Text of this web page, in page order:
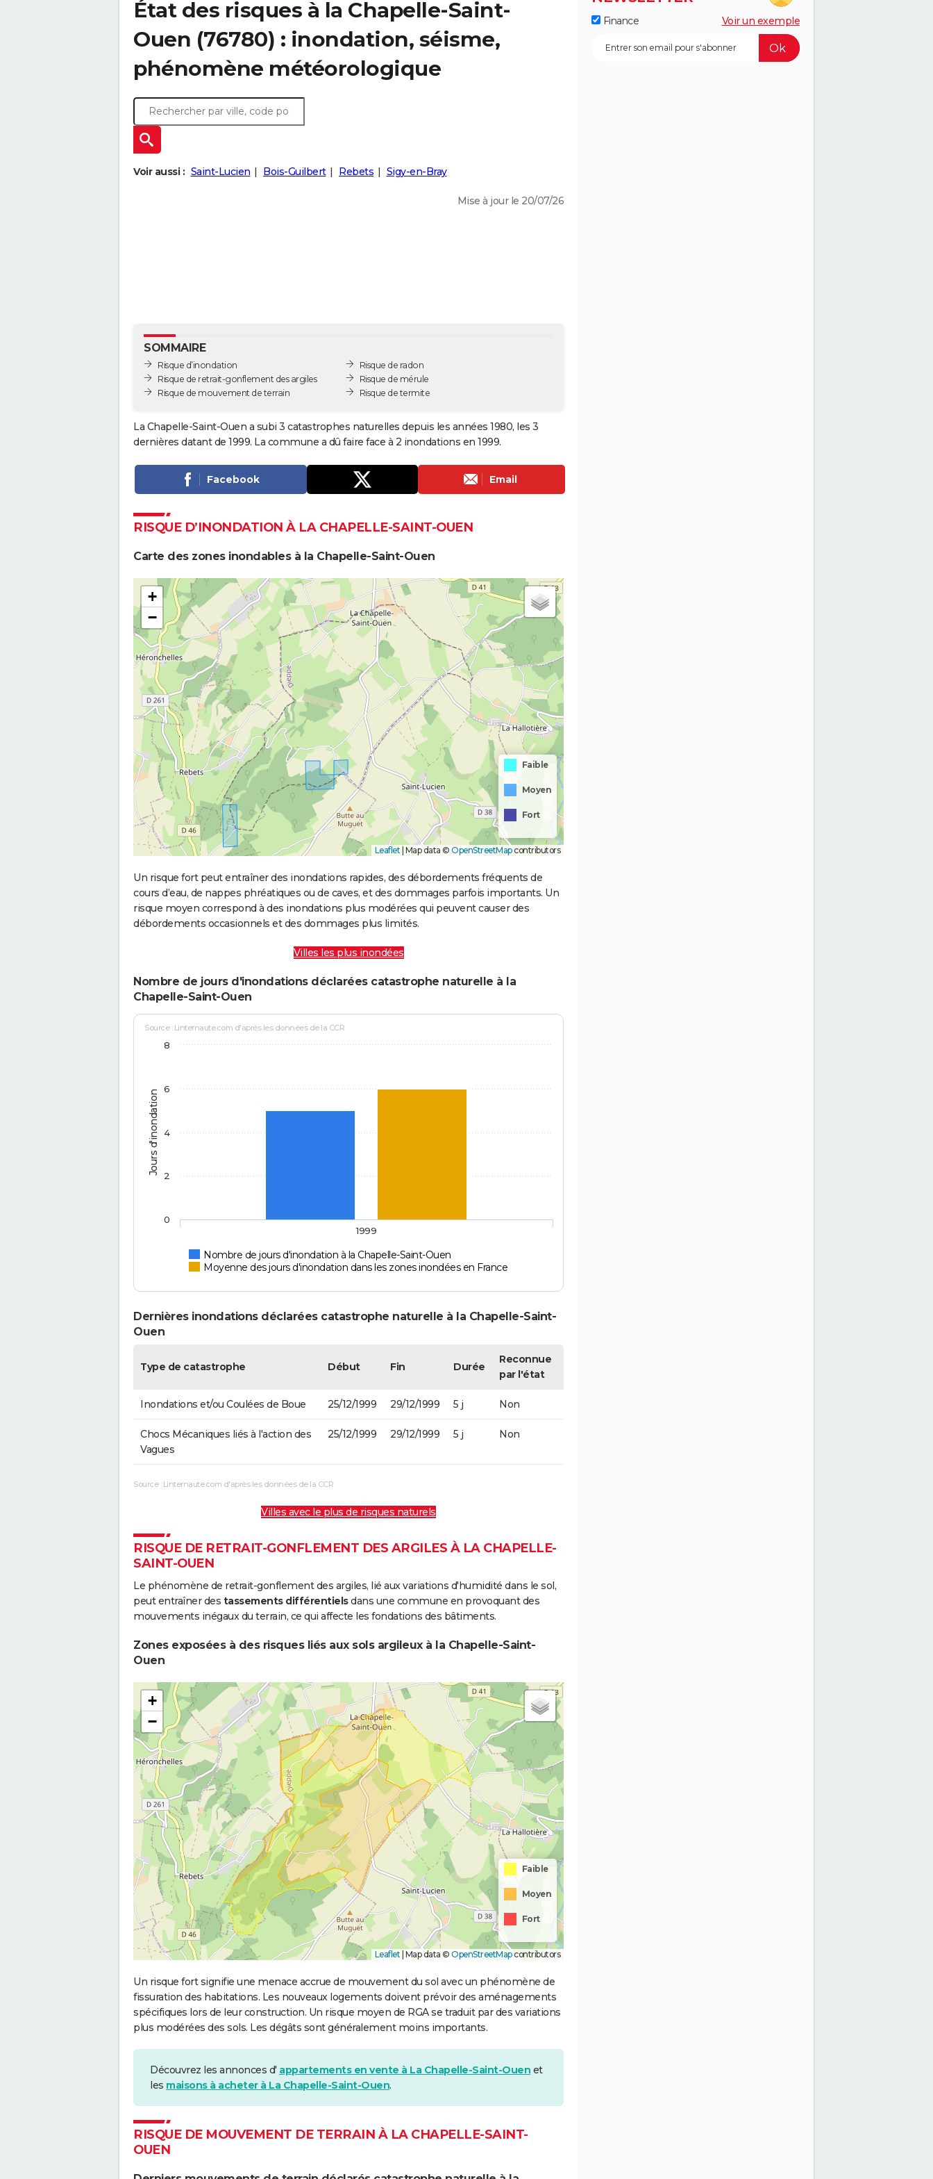
État des risques à la Chapelle-Saint-
Ouen (76780) : inondation, séisme,
phénomène météorologique
Voir aussi : Saint-Lucien Bois-Guilbert Rebets Sigy-en-Bray
Mise à jour le 20/07/26
SOMMAIRE
Risque d’inondation
Risque de retrait-gonflement des argiles
Risque de mouvement de terrain
Risque de radon
Risque de mérule
Risque de termite
La Chapelle-Saint-Ouen a subi 3 catastrophes naturelles depuis les années 1980, les 3
dernières datant de 1999. La commune a dû faire face à 2 inondations en 1999.
Facebook Email
RISQUE D’INONDATION À LA CHAPELLE-SAINT-OUEN
Carte des zones inondables à la Chapelle-Saint-Ouen
+
−
Faible
Moyen
Fort
Leaflet Map data © OpenStreetMapcontributors
Un risque fort peut entraîner des inondations rapides, des débordements fréquents de
cours d’eau, de nappes phréatiques ou de caves, et des dommages parfois importants. Un
risque moyen correspond à des inondations plus modérées qui peuvent causer des
débordements occasionnels et des dommages plus limités.
Villes les plus inondées
Nombre de jours d'inondations déclarées catastrophe naturelle à la
Chapelle-Saint-Ouen
Jours d'inondation
Source : Linternaute.com d'après les données de la CCR
Nombre de jours d'inondation à la Chapelle-Saint-Ouen
Moyenne des jours d'inondation dans les zones inondées en France
1999
0
2
4
6
8
Dernières inondations déclarées catastrophe naturelle à la Chapelle-Saint-
Ouen
Type de catastrophe Début Fin Durée
Reconnue
par l'état
Inondations et/ou Coulées de Boue 25/12/1999 29/12/1999 5 j Non
Chocs Mécaniques liés à l'action des
Vagues
25/12/1999 29/12/1999 5 j Non
Source : Linternaute.com d'après les données de la CCR
Villes avec le plus de risques naturels
RISQUE DE RETRAIT-GONFLEMENT DES ARGILES À LA CHAPELLE-
SAINT-OUEN
Le phénomène de retrait-gonflement des argiles, lié aux variations d'humidité dans le sol,
peut entraîner des tassements différentielsdans une commune en provoquant des
mouvements inégaux du terrain, ce qui affecte les fondations des bâtiments.
Zones exposées à des risques liés aux sols argileux à la Chapelle-Saint-
Ouen
+
−
Faible
Moyen
Fort
Leaflet Map data © OpenStreetMapcontributors
Un risque fort signifie une menace accrue de mouvement du sol avec un phénomène de
fissuration des habitations. Les nouveaux logements doivent prévoir des aménagements
spécifiques lors de leur construction. Un risque moyen de RGA se traduit par des variations
plus modérées des sols. Les dégâts sont généralement moins importants.
Découvrez les annonces d' appartements en vente à La Chapelle-Saint-Ouen et
les maisons à acheter à La Chapelle-Saint-Ouen.
RISQUE DE MOUVEMENT DE TERRAIN À LA CHAPELLE-SAINT-
OUEN
Finance Voir un exemple